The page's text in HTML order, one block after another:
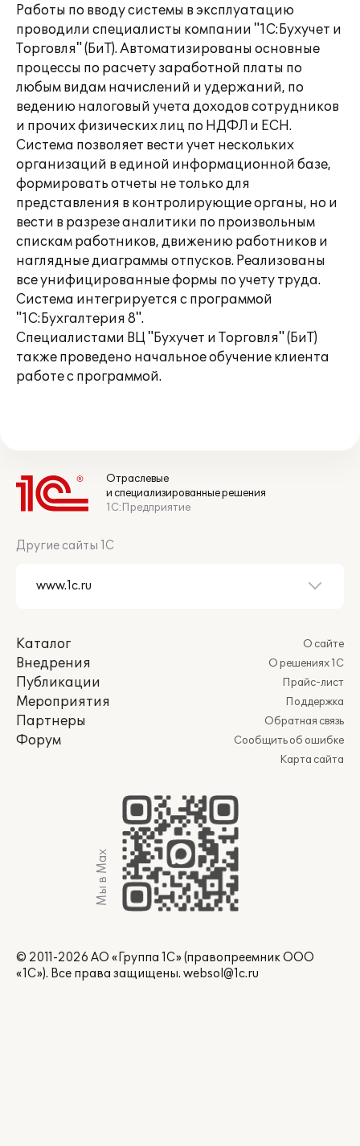
Работы по вводу системы в эксплуатацию
проводили специалисты компании "1С:Бухучет и
Торговля" (БиТ). Автоматизированы основные
процессы по расчету заработной платы по
любым видам начислений и удержаний, по
ведению налоговый учета доходов сотрудников
и прочих физических лиц по НДФЛ и ЕСН.
Система позволяет вести учет нескольких
организаций в единой информационной базе,
формировать отчеты не только для
представления в контролирующие органы, но и
вести в разрезе аналитики по произвольным
спискам работников, движению работников и
наглядные диаграммы отпусков. Реализованы
все унифицированные формы по учету труда.
Система интегрируется с программой
"1С:Бухгалтерия 8".
Специалистами ВЦ "Бухучет и Торговля" (БиТ)
также проведено начальное обучение клиента
работе с программой.
Отраслевые
и специализированные решения
1С:Предприятие
Другие сайты 1С
Каталог
Внедрения
Публикации
Мероприятия
Партнеры
Форум
О сайте
О решениях 1С
Прайс-лист
Поддержка
Обратная связь
Сообщить об ошибке
Карта сайта
Мы в Max
© 2011-2026 АО «Группа 1С» (правопреемник ООО
«1С»). Все права защищены. websol@1c.ru